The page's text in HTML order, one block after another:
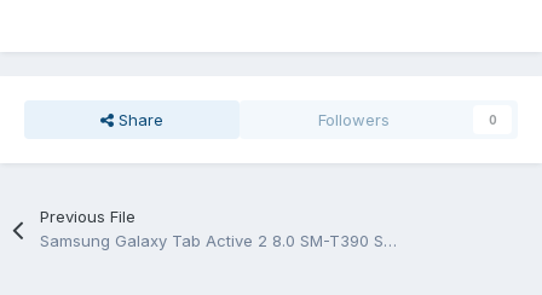
Share Followers 0
Previous File
Samsung Galaxy Tab Active 2 8.0 SM-T390 SM-T395 service manual